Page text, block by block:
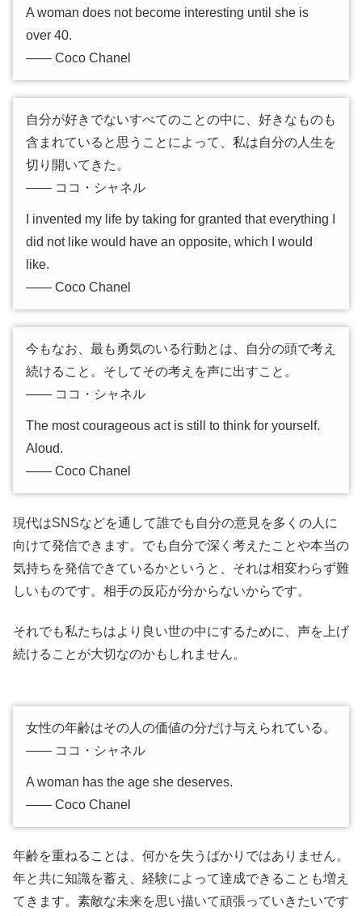
A woman does not become interesting until she is
over 40.
―― Coco Chanel
自分が好きでないすべてのことの中に、好きなものも
含まれていると思うことによって、私は自分の人生を
切り開いてきた。
―― ココ・シャネル
I invented my life by taking for granted that everything I
did not like would have an opposite, which I would
like.
―― Coco Chanel
今もなお、最も勇気のいる行動とは、自分の頭で考え
続けること。そしてその考えを声に出すこと。
―― ココ・シャネル
The most courageous act is still to think for yourself.
Aloud.
―― Coco Chanel
現代はSNSなどを通して誰でも自分の意見を多くの人に
向けて発信できます。でも自分で深く考えたことや本当の
気持ちを発信できているかというと、それは相変わらず難
しいものです。相手の反応が分からないからです。
それでも私たちはより良い世の中にするために、声を上げ
続けることが大切なのかもしれません。
女性の年齢はその人の価値の分だけ与えられている。
―― ココ・シャネル
A woman has the age she deserves.
―― Coco Chanel
年齢を重ねることは、何かを失うばかりではありません。
年と共に知識を蓄え、経験によって達成できることも増え
てきます。素敵な未来を思い描いて頑張っていきたいです